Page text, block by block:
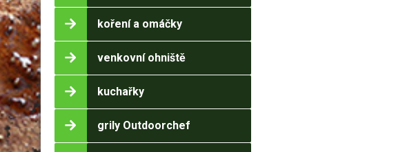
koření a omáčky
venkovní ohniště
kuchařky
grily Outdoorchef